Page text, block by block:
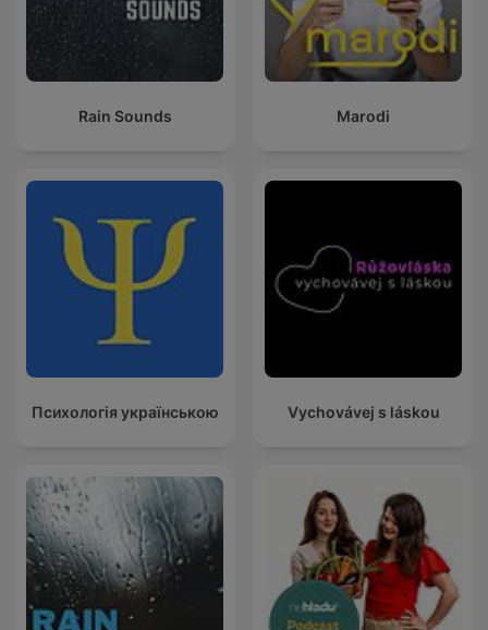
Rain Sounds Marodi
Психологія українською Vychovávej s láskou